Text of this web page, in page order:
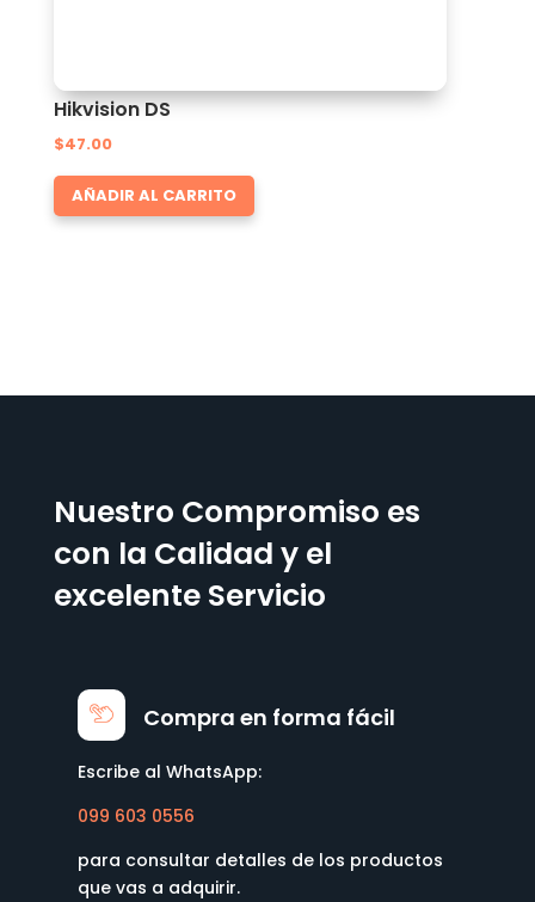
Hikvision DS
$47.00
AÑADIR AL CARRITO
Nuestro Compromiso es
con la Calidad y el
excelente Servicio
Compra en forma fácil
Escribe al WhatsApp:
099 603 0556
para consultar detalles de los productos
que vas a adquirir.